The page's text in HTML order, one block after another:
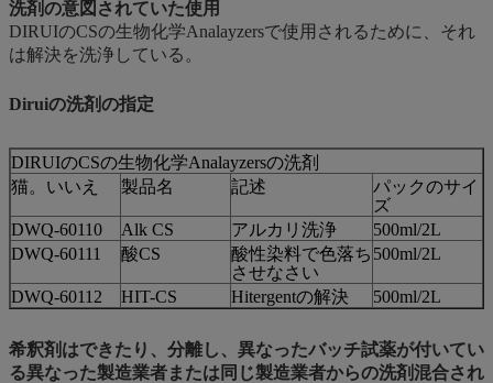
洗剤の意図されていた使用
DIRUIのCSの生物化学Analayzersで使用されるために、それ
は解決を洗浄している。
Diruiの洗剤の指定
DIRUIのCSの生物化学Analayzersの洗剤
猫。いいえ
製品名 記述
パックのサイ
ズ
DWQ-60110
Alk CS アルカリ洗浄
500ml/2L
DWQ-60111
酸CS
酸性染料で色落ち
させなさい
500ml/2L
DWQ-60112 HIT-CS Hitergentの解決 500ml/2L
希釈剤はできたり、分離し、異なったバッチ試薬が付いてい
る異なった製造業者または同じ製造業者からの洗剤混合され